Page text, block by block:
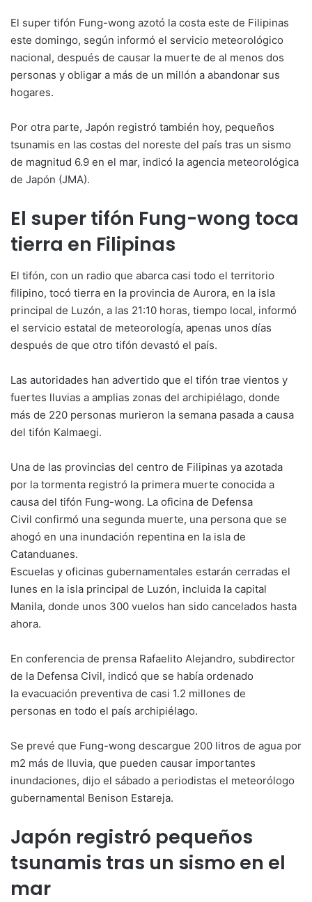
El super tifón Fung-wong azotó la costa este de Filipinas
este domingo, según informó el servicio meteorológico
nacional, después de causar la muerte de al menos dos
personas y obligar a más de un millón a abandonar sus
hogares.
Por otra parte, Japón registró también hoy, pequeños
tsunamis en las costas del noreste del país tras un sismo
de magnitud 6.9 en el mar, indicó la agencia meteorológica
de Japón (JMA).
El super tifón Fung-wong toca
tierra en Filipinas
El tifón, con un radio que abarca casi todo el territorio
filipino, tocó tierra en la provincia de Aurora, en la isla
principal de Luzón, a las 21:10 horas, tiempo local, informó
el servicio estatal de meteorología, apenas unos días
después de que otro tifón devastó el país.
Las autoridades han advertido que el tifón trae vientos y
fuertes lluvias a amplias zonas del archipiélago, donde
más de 220 personas murieron la semana pasada a causa
del tifón Kalmaegi.
Una de las provincias del centro de Filipinas ya azotada
por la tormenta registró la primera muerte conocida a
causa del tifón Fung-wong. La oficina de Defensa
Civil confirmó una segunda muerte, una persona que se
ahogó en una inundación repentina en la isla de
Catanduanes.
Escuelas y oficinas gubernamentales estarán cerradas el
lunes en la isla principal de Luzón, incluida la capital
Manila, donde unos 300 vuelos han sido cancelados hasta
ahora.
En conferencia de prensa Rafaelito Alejandro, subdirector
de la Defensa Civil, indicó que se había ordenado
la evacuación preventiva de casi 1.2 millones de
personas en todo el país archipiélago.
Se prevé que Fung-wong descargue 200 litros de agua por
m2 más de lluvia, que pueden causar importantes
inundaciones, dijo el sábado a periodistas el meteorólogo
gubernamental Benison Estareja.
Japón registró pequeños
tsunamis tras un sismo en el
mar